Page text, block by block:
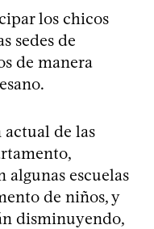
los chicos
sedes de
de manera
de las
algunas escuelas
de niños, y
disminuyendo,